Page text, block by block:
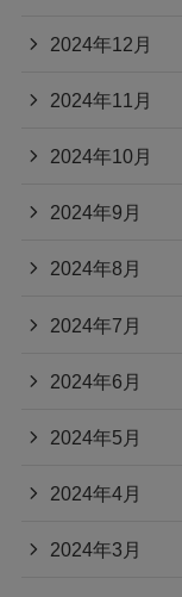
2024年12月
2024年11月
2024年10月
2024年9月
2024年8月
2024年7月
2024年6月
2024年5月
2024年4月
2024年3月